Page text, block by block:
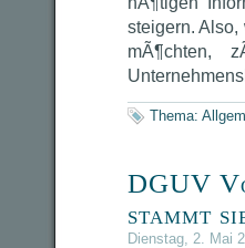
steigern.
mÃ¶chten,
Thema:
DGUV
stammt
Dienstag, 2. Mai